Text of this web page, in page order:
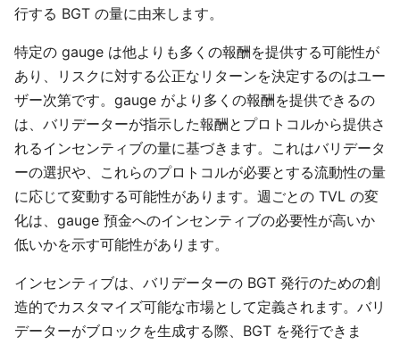
行する BGT の量に由来します。
特定の gauge は他よりも多くの報酬を提供する可能性が
あり、リスクに対する公正なリターンを決定するのはユー
ザー次第です。gauge がより多くの報酬を提供できるの
は、バリデーターが指示した報酬とプロトコルから提供さ
れるインセンティブの量に基づきます。これはバリデータ
ーの選択や、これらのプロトコルが必要とする流動性の量
に応じて変動する可能性があります。週ごとの TVL の変
化は、gauge 預金へのインセンティブの必要性が高いか
低いかを示す可能性があります。
インセンティブは、バリデーターの BGT 発行のための創
造的でカスタマイズ可能な市場として定義されます。バリ
データーがブロックを生成する際、BGT を発行できま